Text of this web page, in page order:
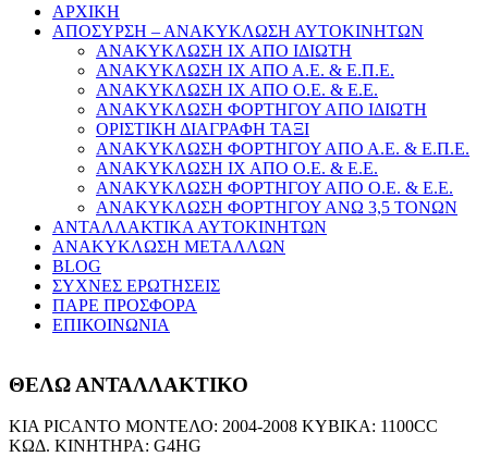
ΑΡΧΙΚΗ
ΑΠΟΣΥΡΣΗ – ΑΝΑΚΥΚΛΩΣΗ ΑΥΤΟΚΙΝΗΤΩΝ
ΑΝΑΚΥΚΛΩΣΗ ΙΧ ΑΠΟ ΙΔΙΩΤΗ
ΑΝΑΚΥΚΛΩΣΗ ΙΧ ΑΠΟ Α.Ε. & Ε.Π.Ε.
ΑΝΑΚΥΚΛΩΣΗ ΙΧ ΑΠΟ Ο.Ε. & Ε.Ε.
ΑΝΑΚΥΚΛΩΣΗ ΦΟΡΤΗΓΟΥ ΑΠΟ ΙΔΙΩΤΗ
ΟΡΙΣΤΙΚΗ ΔΙΑΓΡΑΦΗ ΤΑΞΙ
ΑΝΑΚΥΚΛΩΣΗ ΦΟΡΤΗΓΟΥ ΑΠΟ Α.Ε. & Ε.Π.Ε.
ΑΝΑΚΥΚΛΩΣΗ ΙΧ ΑΠΟ Ο.Ε. & Ε.Ε.
ΑΝΑΚΥΚΛΩΣΗ ΦΟΡΤΗΓΟΥ ΑΠΟ Ο.Ε. & Ε.Ε.
ΑΝΑΚΥΚΛΩΣΗ ΦΟΡΤΗΓΟΥ ΑΝΩ 3,5 ΤΟΝΩΝ
ΑΝΤΑΛΛΑΚΤΙΚΑ ΑΥΤΟΚΙΝΗΤΩΝ
ΑΝΑΚΥΚΛΩΣΗ ΜΕΤΑΛΛΩΝ
BLOG
ΣΥΧΝΕΣ ΕΡΩΤΗΣΕΙΣ
ΠΑΡΕ ΠΡΟΣΦΟΡΑ
ΕΠΙΚΟΙΝΩΝΙΑ
ΘΕΛΩ ΑΝΤΑΛΛΑΚΤΙΚΟ
KIA PICANTO ΜΟΝΤΕΛΟ: 2004-2008 ΚΥΒΙΚΑ: 1100CC
ΚΩΔ. ΚΙΝΗΤΗΡΑ: G4HG